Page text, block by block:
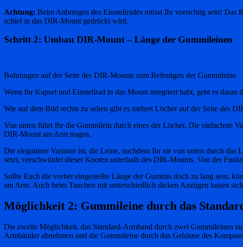
Achtung: Beim Anbringen des Einstellrades müsst Ihr vorsichtig sein!
schief in das DIR-Mount gedrückt wird.
Schritt 2: Umbau DIR-Mount – Länge der Gummileinen
Bohrungen auf der Seite des DIR-Mounts zum Befestigen der Gummileine
Wenn Ihr Kapsel und Einstellrad in das Mount integriert habt, geht es
Wie auf dem Bild rechts zu sehen gibt es mehret Löcher auf der Seite des
Von unten führt Ihr die Gummilein durch eines der Löcher. Die einfachste
DIR-Mount am Arm tragen.
Die elegantere Variante ist, die Leine, nachdem Ihr sie von unten durch
setzt, verschwindet dieser Knoten unterhalb des DIR-Mounts. Von der
Sollte Euch die vorher eingestellte Länge der Gummis doch zu lang sein,
am Arm. Auch beim Tauchen mit unterschiedlich dicken Anzügen lassen
Möglichkeit 2: Gummileine durch das
Die zweite Möglichkeit, das Standard-Armband durch zwei Gummileinen
Armbänder abnehmen und die Gummileine durch das Gehäuse des